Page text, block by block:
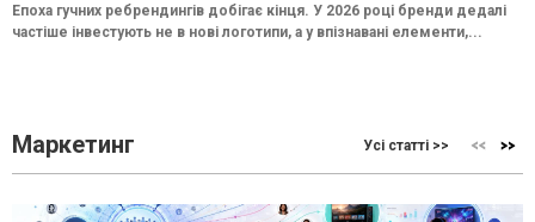
Епоха гучних ребрендингів добігає кінця. У 2026 році бренди дедалі
частіше інвестують не в нові логотипи, а у впізнавані елементи,...
Маркетинг Усі статті >>